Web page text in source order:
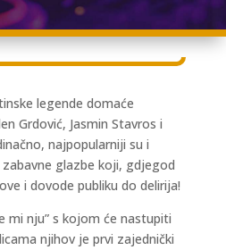
legende domaće
Grdović, Jasmin Stavros i
najpopularniji su i
glazbe koji, gdjegod
i dovode publiku do delirija!
mi nju” s kojom će nastupiti
njihov je prvi zajednički